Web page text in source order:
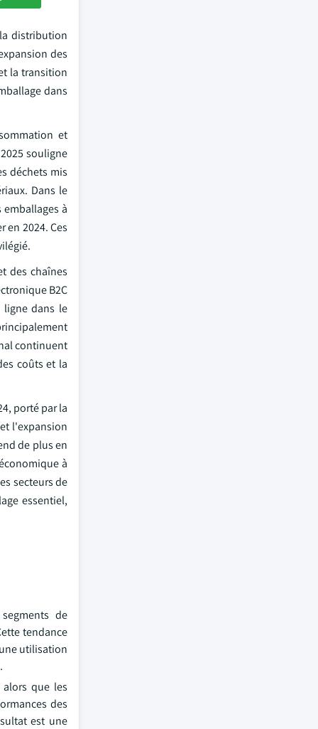
distribution
des
la transition
dans
et
souligne
déchets mis
Dans le
à
2024. Ces
des chaînes
B2C
ligne dans le
continuent
coûts et la
porté par la
l'expansion
de plus en
à
secteurs de
essentiel,
de
tendance
utilisation
que les
des
est une